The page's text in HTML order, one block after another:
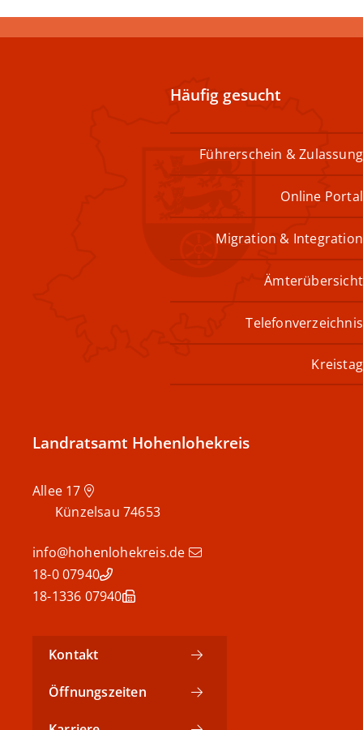
Häufig gesucht
Führerschein & Zulassung
Online Portal
Migration & Integration
Ämterübersicht
Telefonverzeichnis
Kreistag
Landratsamt Hohenlohekreis
74653
Künzelsau
info@hohenlohekreis.de
07940 18-0
07940 18-1336
Kontakt
Öffnungszeiten